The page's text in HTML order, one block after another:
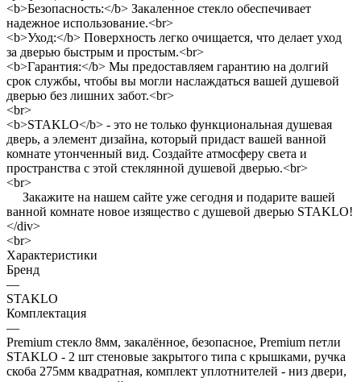
<b>Безопасность:</b> Закаленное стекло обеспечивает
надежное использование.<br>
<b>Уход:</b> Поверхность легко очищается, что делает уход
за дверью быстрым и простым.<br>
<b>Гарантия:</b> Мы предоставляем гарантию на долгий
срок службы, чтобы вы могли наслаждаться вашей душевой
дверью без лишних забот.<br>
<br>
<b>STAKLO</b> - это не только функциональная душевая
дверь, а элемент дизайна, который придаст вашей ванной
комнате утонченный вид. Создайте атмосферу света и
пространства с этой стеклянной душевой дверью.<br>
<br>
Закажите на нашем сайте уже сегодня и подарите вашей
ванной комнате новое изящество с душевой дверью STAKLO!
</div>
<br>
Характеристики
Бренд
—
STAKLO
Комплектация
—
Premium стекло 8мм, закалённое, безопасное, Premium петли
STAKLO - 2 шт стеновые закрытого типа с крышками, ручка
скоба 275мм квадратная, комплект уплотнителей - низ двери,